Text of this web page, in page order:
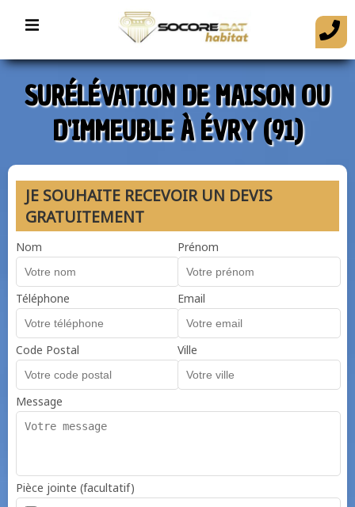
SURÉLÉVATION DE MAISON OU
D'IMMEUBLE À ÉVRY (91)
JE SOUHAITE RECEVOIR UN DEVIS
GRATUITEMENT
Nom Prénom
Téléphone Email
Code Postal Ville
Message
Pièce jointe (facultatif)